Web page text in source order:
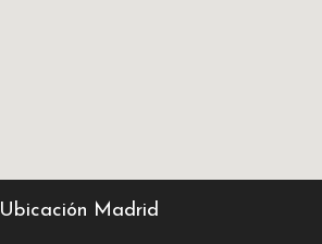
Ubicación Madrid